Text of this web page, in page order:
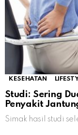
KESEHATAN
Studi: Sering
Penyakit
Simak hasil studi